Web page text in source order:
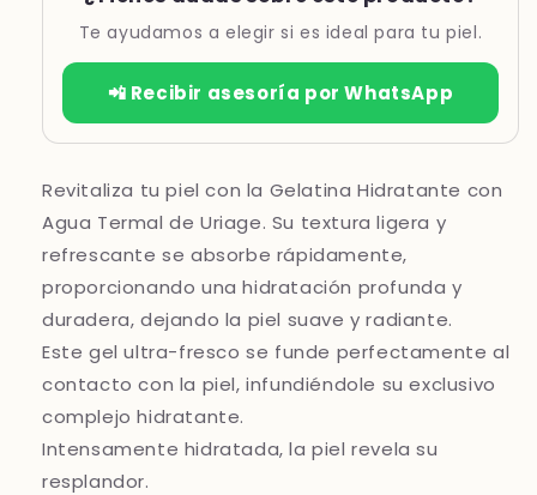
Te ayudamos a elegir si es ideal para tu piel.
📲 Recibir asesoría por WhatsApp
Revitaliza tu piel con la Gelatina Hidratante con
Agua Termal de Uriage. Su textura ligera y
refrescante se absorbe rápidamente,
proporcionando una hidratación profunda y
duradera, dejando la piel suave y radiante.
Este gel ultra-fresco se funde perfectamente al
contacto con la piel, infundiéndole su exclusivo
complejo hidratante.
Intensamente hidratada, la piel revela su
resplandor.